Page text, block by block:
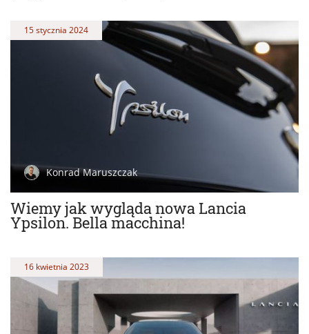
Wiemy jak wygląda nowa Lancia
Ypsilon. Bella macchina!
15 stycznia 2024
Konrad Maruszczak
16 kwietnia 2023